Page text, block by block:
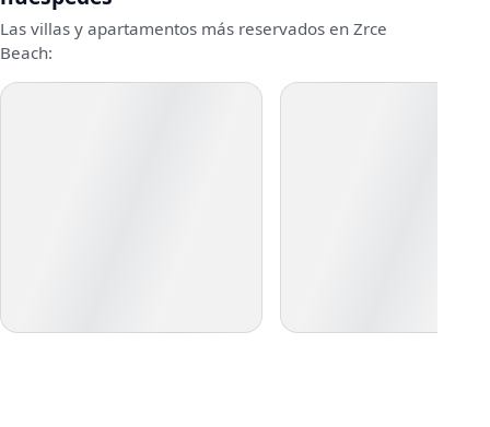
Las villas y apartamentos más reservados en Zrce
Beach: